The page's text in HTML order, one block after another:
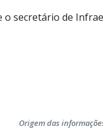
o secretário de
Origem das